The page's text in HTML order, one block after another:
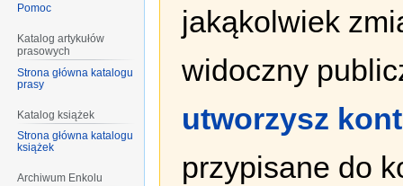
jakąkolwiek
widoczny
utworzysz
przypisane do
Pomoc
Katalog artykułów
prasowych
Strona główna katalogu
prasy
Katalog książek
Strona główna katalogu
książek
Archiwum Enkolu